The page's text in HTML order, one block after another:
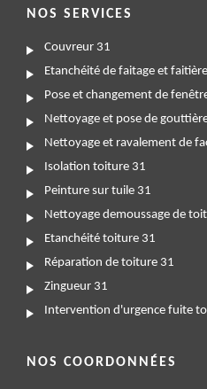
NOS SERVICES
Couvreur 31
Etanchéité de faitage et
Pose et changement de
Nettoyage et pose de
Nettoyage et ravalement de
Isolation toiture 31
Peinture sur tuile 31
Nettoyage demoussage de
Etanchéité toiture 31
Réparation de toiture 31
Zingueur 31
Intervention d'urgence fuite
NOS COORDONNÉES